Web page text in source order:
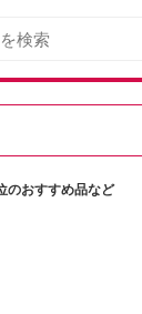
のおすすめ品など